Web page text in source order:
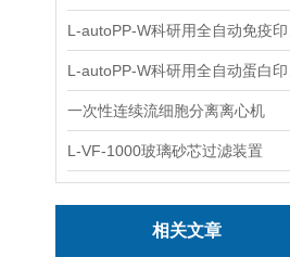
一次性连续流细胞分离离心机
L-VF-1000玻璃砂芯过滤装置
相关文章